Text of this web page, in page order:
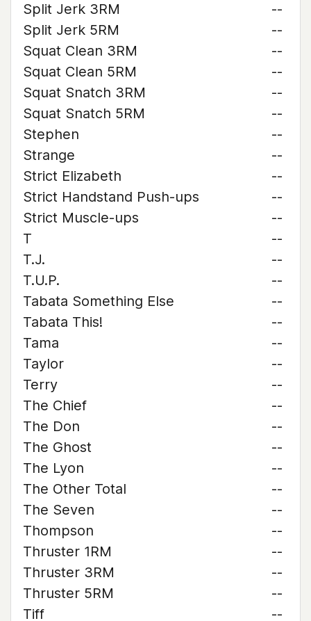
Split Jerk 3RM
--
Split Jerk 5RM
--
Squat Clean 3RM
--
Squat Clean 5RM
--
Squat Snatch 3RM
--
Squat Snatch 5RM
--
Stephen
--
Strange
--
Strict Elizabeth
--
Strict Handstand Push-ups
--
Strict Muscle-ups
--
T
--
T.J.
--
T.U.P.
--
Tabata Something Else
--
Tabata This!
--
Tama
--
Taylor
--
Terry
--
The Chief
--
The Don
--
The Ghost
--
The Lyon
--
The Other Total
--
The Seven
--
Thompson
--
Thruster 1RM
--
Thruster 3RM
--
Thruster 5RM
--
Tiff
--